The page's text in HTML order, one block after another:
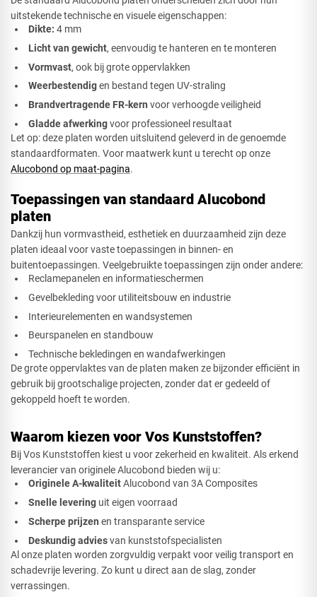
uitstekende technische en visuele eigenschappen:
Dikte: 4 mm
Licht van gewicht, eenvoudig te hanteren en te monteren
Vormvast, ook bij grote oppervlakken
Weerbestendigen bestand tegen UV-straling
Brandvertragende FR-kern voor verhoogde veiligheid
Gladde afwerkingvoor professioneel resultaat
Let op: deze platen worden uitsluitend geleverd in de genoemde
standaardformaten. Voor maatwerk kunt u terecht op onze
Alucobond op maat-pagina.
Toepassingen van standaard Alucobond
platen
Dankzij hun vormvastheid, esthetiek en duurzaamheid zijn deze
platen ideaal voor vaste toepassingen in binnen- en
buitentoepassingen. Veelgebruikte toepassingen zijn onder andere:
Reclamepanelen en informatieschermen
Gevelbekleding voor utiliteitsbouw en industrie
Interieurelementen en wandsystemen
Beurspanelen en standbouw
Technische bekledingen en wandafwerkingen
De grote oppervlaktes van de platen maken ze bijzonder efficiënt in
gebruik bij grootschalige projecten, zonder dat er gedeeld of
gekoppeld hoeft te worden.
Waarom kiezen voor Vos Kunststoffen?
Bij Vos Kunststoffen kiest u voor zekerheid en kwaliteit. Als erkend
leverancier van originele Alucobond bieden wij u:
Originele A-kwaliteitAlucobond van 3A Composites
Snelle levering uit eigen voorraad
Scherpe prijzen en transparante service
Deskundig adviesvan kunststofspecialisten
Al onze platen worden zorgvuldig verpakt voor veilig transport en
schadevrije levering. Zo kunt u direct aan de slag, zonder
verrassingen.